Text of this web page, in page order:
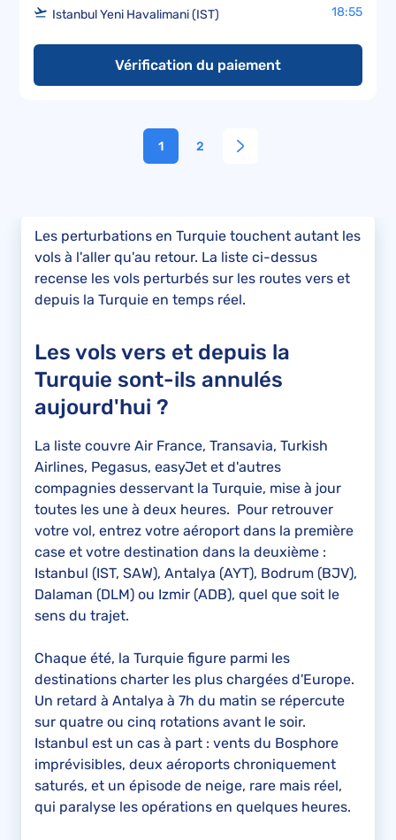
Istanbul Yeni Havalimani (IST) 18:55
Vérification du paiement
1 2
Les perturbations en Turquie touchent autant les
vols à l'aller qu'au retour. La liste ci-dessus
recense les vols perturbés sur les routes vers et
depuis la Turquie en temps réel.
Les vols vers et depuis la
Turquie sont-ils annulés
aujourd'hui ?
La liste couvre Air France, Transavia, Turkish
Airlines, Pegasus, easyJet et d'autres
compagnies desservant la Turquie, mise à jour
toutes les une à deux heures. Pour retrouver
votre vol, entrez votre aéroport dans la première
case et votre destination dans la deuxième :
Istanbul (IST, SAW), Antalya (AYT), Bodrum (BJV),
Dalaman (DLM) ou Izmir (ADB), quel que soit le
sens du trajet.
Chaque été, la Turquie figure parmi les
destinations charter les plus chargées d'Europe.
Un retard à Antalya à 7h du matin se répercute
sur quatre ou cinq rotations avant le soir.
Istanbul est un cas à part : vents du Bosphore
imprévisibles, deux aéroports chroniquement
saturés, et un épisode de neige, rare mais réel,
qui paralyse les opérations en quelques heures.